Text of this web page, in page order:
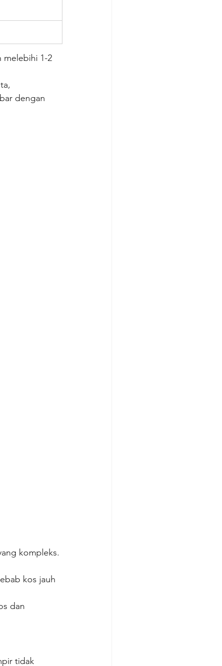
melebihi 1-2
dengan
kompleks.
kos jauh
dan
tidak